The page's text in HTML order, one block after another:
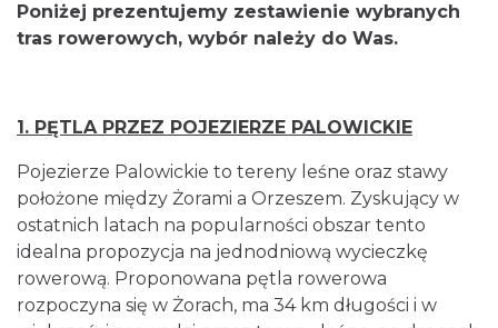
Poniżej prezentujemy zestawienie wybranych
tras rowerowych, wybór należy do Was.
1. PĘTLA PRZEZ POJEZIERZE PALOWICKIE
Pojezierze Palowickie to tereny leśne oraz stawy
położone między Żorami a Orzeszem. Zyskujący w
ostatnich latach na popularności obszar tento
idealna propozycja na jednodniową wycieczkę
rowerową. Proponowana pętla rowerowa
rozpoczyna się w Żorach, ma 34 km długości i w